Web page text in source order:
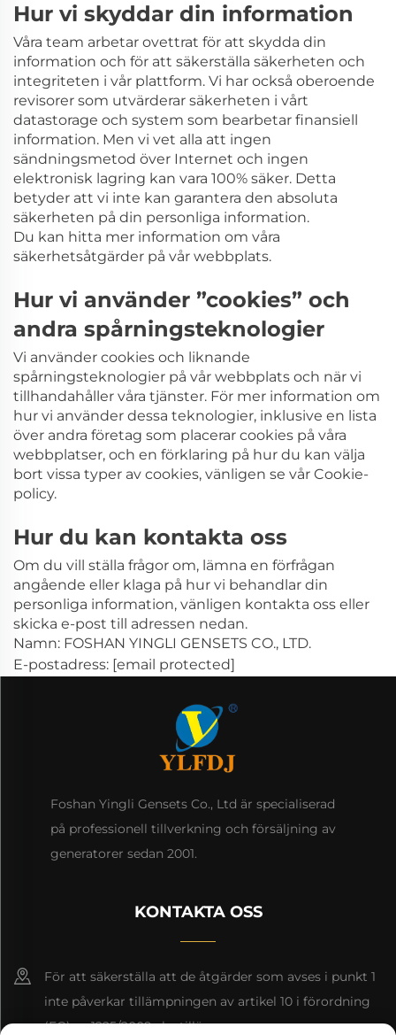
Hur vi skyddar din information
Våra team arbetar ovettrat för att skydda din
information och för att säkerställa säkerheten och
integriteten i vår plattform. Vi har också oberoende
revisorer som utvärderar säkerheten i vårt
datastorage och system som bearbetar finansiell
information. Men vi vet alla att ingen
sändningsmetod över Internet och ingen
elektronisk lagring kan vara 100% säker. Detta
betyder att vi inte kan garantera den absoluta
säkerheten på din personliga information.
Du kan hitta mer information om våra
säkerhetsåtgärder på vår webbplats.
Hur vi använder ”cookies” och
andra spårningsteknologier
Vi använder cookies och liknande
spårningsteknologier på vår webbplats och när vi
tillhandahåller våra tjänster. För mer information om
hur vi använder dessa teknologier, inklusive en lista
över andra företag som placerar cookies på våra
webbplatser, och en förklaring på hur du kan välja
bort vissa typer av cookies, vänligen se vår Cookie-
policy.
Hur du kan kontakta oss
Om du vill ställa frågor om, lämna en förfrågan
angående eller klaga på hur vi behandlar din
personliga information, vänligen kontakta oss eller
skicka e-post till adressen nedan.
Namn: FOSHAN YINGLI GENSETS CO., LTD.
E-postadress: [email protected]
Foshan Yingli Gensets Co., Ltd är specialiserad
på professionell tillverkning och försäljning av
generatorer sedan 2001.
KONTAKTA OSS
För att säkerställa att de åtgärder som avses i punkt 1
inte påverkar tillämpningen av artikel 10 i förordning
(EG) nr 1225/2009 ska tillämpas.